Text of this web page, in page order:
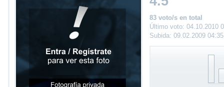
83 voto/s en total
Último voto: 04.10.2010
Subida: 09.02.2009